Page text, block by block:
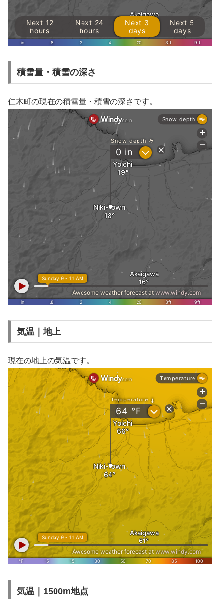
積雪量・積雪の深さ
仁木町の現在の積雪量・積雪の深さです。
気温｜地上
現在の地上の気温です。
気温｜1500m地点